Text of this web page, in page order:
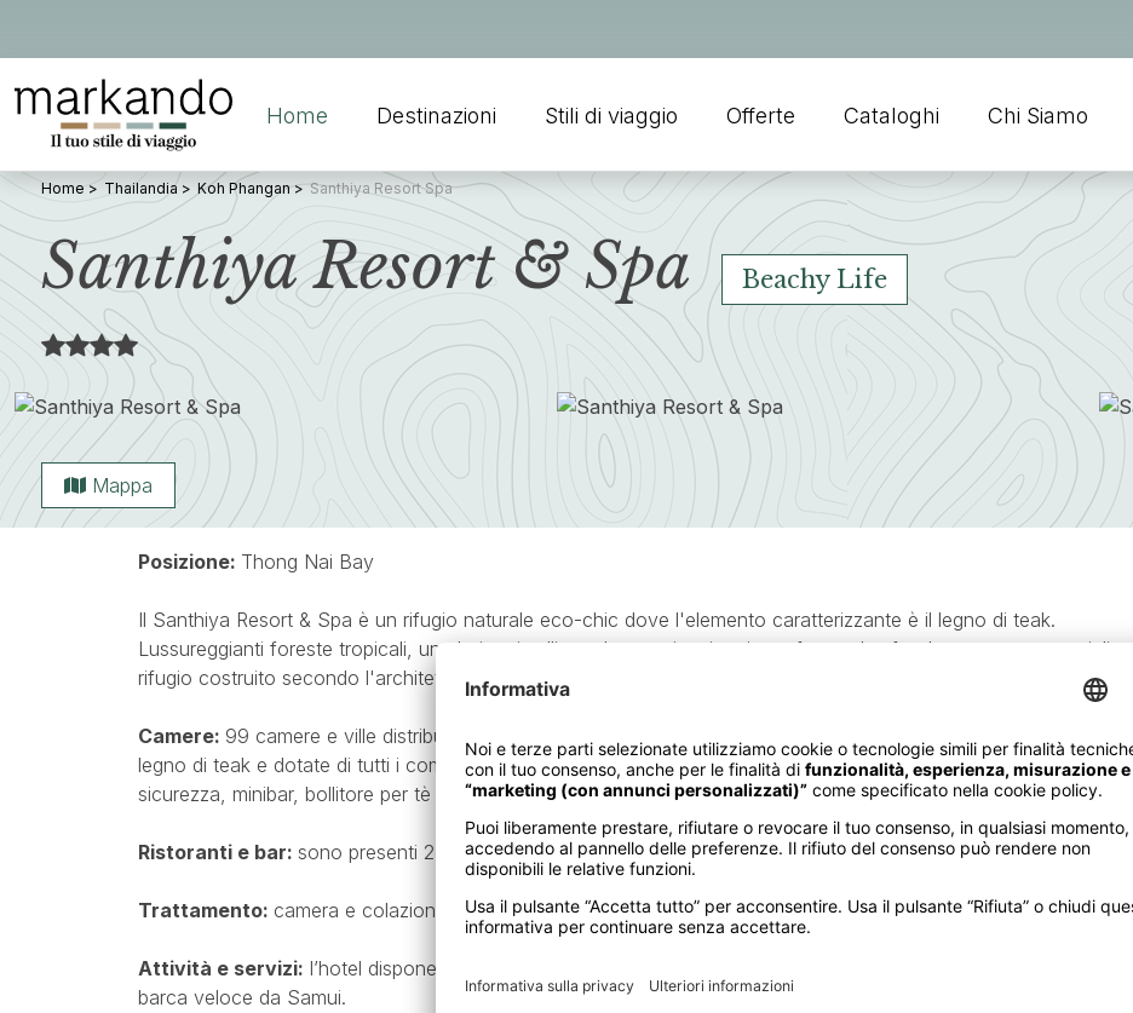
Home Destinazioni Stili di viaggio Offerte Cataloghi Chi Siamo
Home Thailandia Koh Phangan Santhiya Resort Spa
Santhiya Resort & Spa Beachy Life
Mappa
Posizione: Thong Nai Bay
Il Santhiya Resort & Spa è un rifugio naturale eco-chic dove l'elemento caratterizzante è il legno di teak.
Lussureggianti foreste tropicali, una baia cristallina ed una spiaggia privata fanno da sfondo a questo meraviglioso
rifugio costruito secondo l'architettura del periodo del Re Rama V.
Camere: 99 camere e ville distribuite in uno splendido giardino tropicale. Tutte le sistemazioni sono arredate con
legno di teak e dotate di tutti i comfort come aria condizionata, TV, telefono, internet wi-fi gratuito, cassetta di
sicurezza, minibar, bollitore per tè e caffè, asciugacapelli e servizi privati.
Ristoranti e bar: sono presenti 2 ristoranti con cucina thailandese e occidentale. Completa l'offerta un bar.
Trattamento: camera e colazione
Attività e servizi: l’hotel dispone di piscina, fitness center, spiaggia attrezzata raggiungibile con soli 30 minuti di
barca veloce da Samui.